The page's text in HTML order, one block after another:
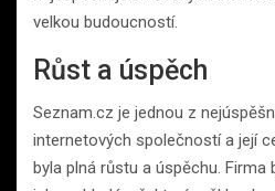
velkou budoucností.
Růst a úspěch
Seznam.cz je jednou z
internetových společností a její
byla plná růstu a úspěchu. Firma